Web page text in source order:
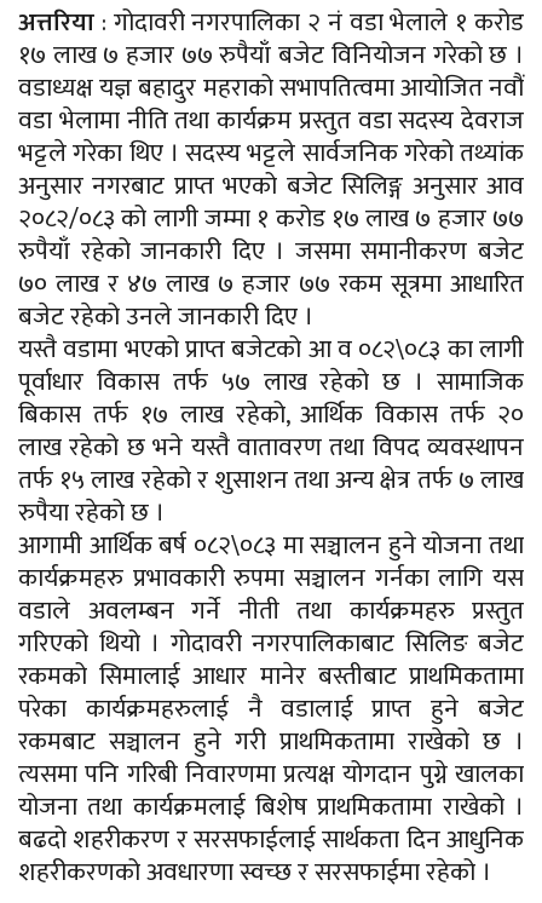
अत्तरिया : गोदावरी नगरपालिका २ नं वडा भेलाले १ करोड
१७ लाख ७ हजार ७७ रुपैयाँ बजेट विनियोजन गरेको छ ।
वडाध्यक्ष यज्ञ बहादुर महराको सभापतित्वमा आयोजित नवौं
वडा भेलामा नीति तथा कार्यक्रम प्रस्तुत वडा सदस्य देवराज
भट्टले गरेका थिए । सदस्य भट्टले सार्वजनिक गरेको तथ्यांक
अनुसार नगरबाट प्राप्त भएको बजेट सिलिङ्ग अनुसार आव
२०८२/०८३ को लागी जम्मा १ करोड १७ लाख ७ हजार ७७
रुपैयाँ रहेको जानकारी दिए । जसमा समानीकरण बजेट
७० लाख र ४७ लाख ७ हजार ७७ रकम सूत्रमा आधारित
बजेट रहेको उनले जानकारी दिए ।
यस्तै वडामा भएको प्राप्त बजेटको आ व ०८२\०८३ का लागी
पूर्वाधार विकास तर्फ ५७ लाख रहेको छ । सामाजिक
बिकास तर्फ १७ लाख रहेको, आर्थिक विकास तर्फ २०
लाख रहेको छ भने यस्तै वातावरण तथा विपद व्यवस्थापन
तर्फ १५ लाख रहेको र शुसाशन तथा अन्य क्षेत्र तर्फ ७ लाख
रुपैया रहेको छ ।
आगामी आर्थिक बर्ष ०८२\०८३ मा सञ्चालन हुने योजना तथा
कार्यक्रमहरु प्रभावकारी रुपमा सञ्चालन गर्नका लागि यस
वडाले अवलम्बन गर्ने नीती तथा कार्यक्रमहरु प्रस्तुत
गरिएको थियो । गोदावरी नगरपालिकाबाट सिलिङ बजेट
रकमको सिमालाई आधार मानेर बस्तीबाट प्राथमिकतामा
परेका कार्यक्रमहरुलाई नै वडालाई प्राप्त हुने बजेट
रकमबाट सञ्चालन हुने गरी प्राथमिकतामा राखेको छ ।
त्यसमा पनि गरिबी निवारणमा प्रत्यक्ष योगदान पुग्ने खालका
योजना तथा कार्यक्रमलाई बिशेष प्राथमिकतामा राखेको ।
बढदो शहरीकरण र सरसफाईलाई सार्थकता दिन आधुनिक
शहरीकरणको अवधारणा स्वच्छ र सरसफाईमा रहेको ।